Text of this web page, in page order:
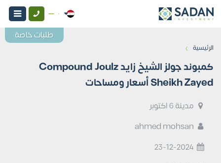
الرئيسية ›
كمبوند جولز الشيخ زايد Compound Joulz
Sheikh Zayed أسعار ومساحات
مدينة 6 اكتوبر
23-12-2024
طلبات خاصة